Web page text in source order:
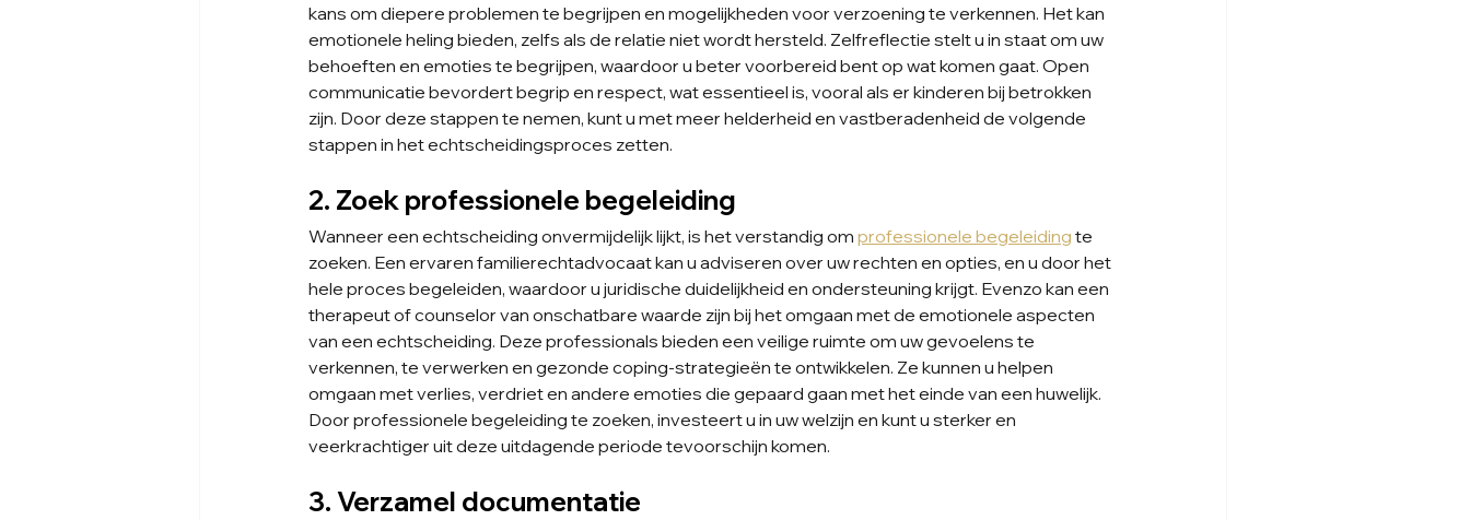
kans om diepere problemen te begrijpen en mogelijkheden voor verzoening te verkennen. Het kan
emotionele heling bieden, zelfs als de relatie niet wordt hersteld. Zelfreflectie stelt u in staat om uw
behoeften en emoties te begrijpen, waardoor u beter voorbereid bent op wat komen gaat. Open
communicatie bevordert begrip en respect, wat essentieel is, vooral als er kinderen bij betrokken
zijn. Door deze stappen te nemen, kunt u met meer helderheid en vastberadenheid de volgende
stappen in het echtscheidingsproces zetten.
2. Zoek professionele begeleiding
Wanneer een echtscheiding onvermijdelijk lijkt, is het verstandig om professionele begeleiding te
zoeken. Een ervaren familierechtadvocaat kan u adviseren over uw rechten en opties, en u door het
hele proces begeleiden, waardoor u juridische duidelijkheid en ondersteuning krijgt. Evenzo kan een
therapeut of counselor van onschatbare waarde zijn bij het omgaan met de emotionele aspecten
van een echtscheiding. Deze professionals bieden een veilige ruimte om uw gevoelens te
verkennen, te verwerken en gezonde coping-strategieën te ontwikkelen. Ze kunnen u helpen
omgaan met verlies, verdriet en andere emoties die gepaard gaan met het einde van een huwelijk.
Door professionele begeleiding te zoeken, investeert u in uw welzijn en kunt u sterker en
veerkrachtiger uit deze uitdagende periode tevoorschijn komen.
3. Verzamel documentatie